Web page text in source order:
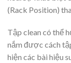
(Rack Position)
Tập clean có thể
nắm được cách
hiện các bài hiệu